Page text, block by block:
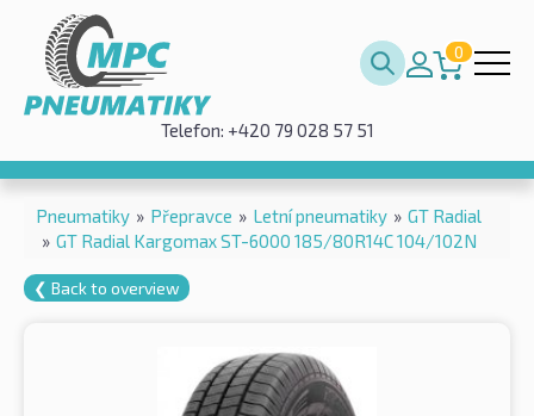
0
Telefon: +420 79 028 57 51
Pneumatiky » Přepravce » Letní pneumatiky » GT Radial
» GT Radial Kargomax ST-6000 185/80R14C 104/102N
❮ Back to overview